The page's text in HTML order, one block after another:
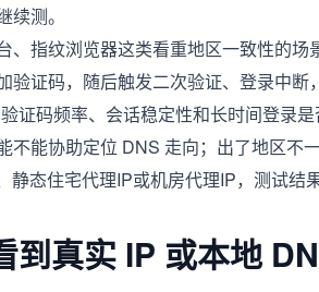
测。
、指纹浏览器这类看重地区一致性的
验证码，随后触发二次验证、登录中断
证码频率、会话稳定性和长时间登录是
不能协助定位 DNS 走向；出了地区不
态住宅代理IP或机房代理IP，测试结
真实 IP 或本地